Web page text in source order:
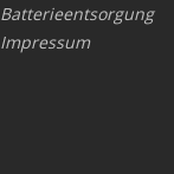
Batterieentsorgung
Impressum